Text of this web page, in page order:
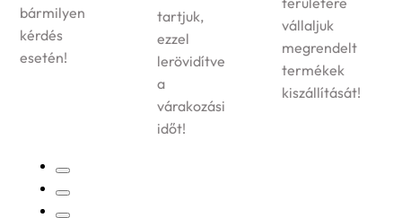
bármilyen
kérdés
esetén!
tartjuk,
ezzel
lerövidítve
a
várakozási
időt!
vállaljuk
megrendelt
termékek
kiszállítását!